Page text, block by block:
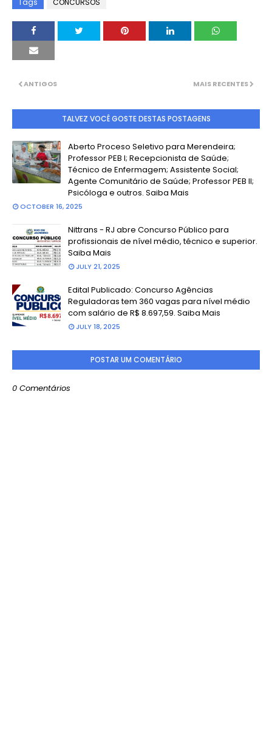
Tags CONCURSOS
MAIS RECENTES
ANTIGOS
TALVEZ VOCÊ GOSTE DESTAS POSTAGENS
Aberto Proceso Seletivo para Merendeira;
Professor PEB I; Recepcionista de Saúde;
Técnico de Enfermagem; Assistente Social;
Agente Comunitário de Saúde; Professor PEB II;
Psicóloga e outros. Saiba Mais
OCTOBER 16, 2025
Nittrans - RJ abre Concurso Público para
profissionais de nível médio, técnico e superior.
Saiba Mais
JULY 21, 2025
Edital Publicado: Concurso Agências
Reguladoras tem 360 vagas para nível médio
com salário de R$ 8.697,59. Saiba Mais
JULY 18, 2025
POSTAR UM COMENTÁRIO
0 Comentários